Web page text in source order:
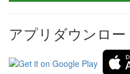
アプリダウンロー